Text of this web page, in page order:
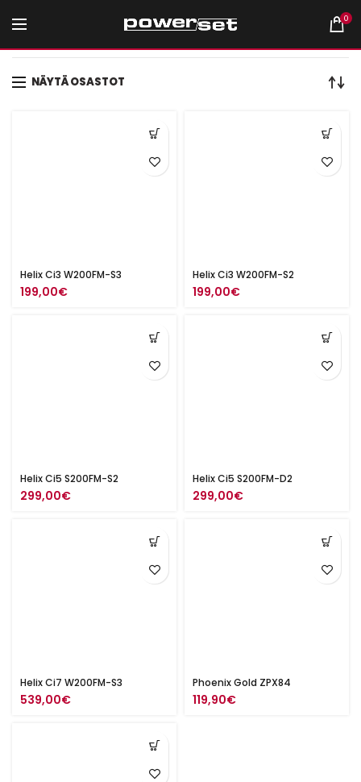
0
NÄYTÄ OSASTOT
Helix Ci3 W200FM-S3
199,00€
Helix Ci3 W200FM-S2
199,00€
Helix Ci5 S200FM-S2
299,00€
Helix Ci5 S200FM-D2
299,00€
Helix Ci7 W200FM-S3
539,00€
Phoenix Gold ZPX84
119,90€